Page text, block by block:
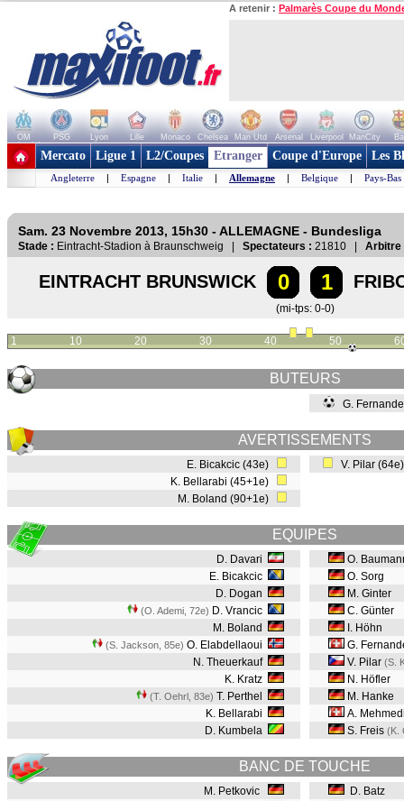
A retenir : Palmarès Coupe du
OM PSG Lyon Lille Monaco Chelsea Man Utd Arsenal Liverpool ManCity
+ de clubs
Mercato Ligue 1 L2/Coupes Etranger Coupe d'Europe Les
Angleterre | Espagne | Italie | Allemagne | Belgique | Pays-Bas
Sam. 23 Novembre 2013, 15h30 - ALLEMAGNE - Bundesliga
Stade : Eintracht-Stadion à Braunschweig | Spectateurs : 21810 | Arbitre
EINTRACHT BRUNSWICK 0 1
(mi-tps: 0-0)
1 10 20 30 40 50
BUTEURS
G.
AVERTISSEMENTS
E. Bicakcic (43e)
K. Bellarabi (45+1e)
M. Boland (90+1e)
V. Pilar
EQUIPES
D. Davari
E. Bicakcic
D. Dogan
(O. Ademi, 72e) D. Vrancic
M. Boland
(S. Jackson, 85e) O. Elabdellaoui
N. Theuerkauf
K. Kratz
(T. Oehrl, 83e) T. Perthel
K. Bellarabi
D. Kumbela
O.
O. Sorg
M. Ginter
C. Günter
I. Höhn
G.
V. Pilar (S.
N. Höfler
M. Hanke
A.
S. Freis (K.
BANC DE TOUCHE
M. Petkovic
D. Batz